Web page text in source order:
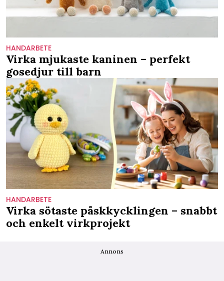
HANDARBETE
Virka mjukaste kaninen – perfekt
gosedjur till barn
HANDARBETE
Virka sötaste påskkycklingen – snabbt
och enkelt virkprojekt
Annons